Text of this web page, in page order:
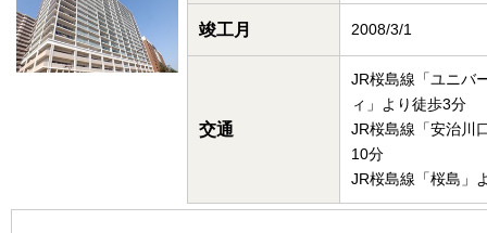
竣工月 2008/3/1
交通
JR桜島線「ユニバ
ィ」より徒歩3分
JR桜島線「安治川
10分
JR桜島線「桜島」